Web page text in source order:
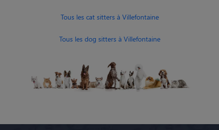
Tous les cat sitters à Villefontaine
Tous les dog sitters à Villefontaine